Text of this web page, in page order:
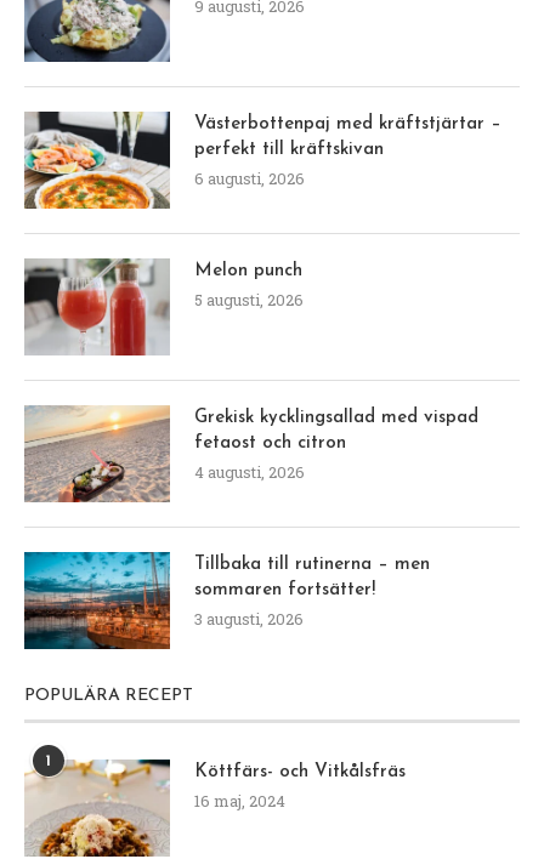
9 augusti, 2026
Västerbottenpaj med kräftstjärtar –
perfekt till kräftskivan
6 augusti, 2026
Melon punch
5 augusti, 2026
Grekisk kycklingsallad med vispad
fetaost och citron
4 augusti, 2026
Tillbaka till rutinerna – men
sommaren fortsätter!
3 augusti, 2026
POPULÄRA RECEPT
1
Köttfärs- och Vitkålsfräs
16 maj, 2024